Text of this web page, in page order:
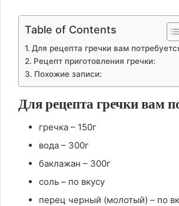
Table of Contents
Для рецепта гречки вам
Рецепт приготовления гречки:
Похожие записи:
Для рецепта гречки вам
гречка – 150г
вода – 300г
баклажан – 300г
соль – по вкусу
перец черный (молотый) – по